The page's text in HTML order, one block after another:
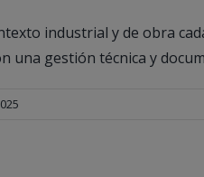
industrial y de obra
una gestión técnica y